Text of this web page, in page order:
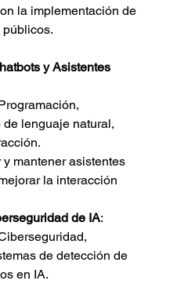
la implementación de
públicos.
y Asistentes
de lenguaje natural,
y mantener asistentes
la interacción
de IA:
de detección de
en IA.